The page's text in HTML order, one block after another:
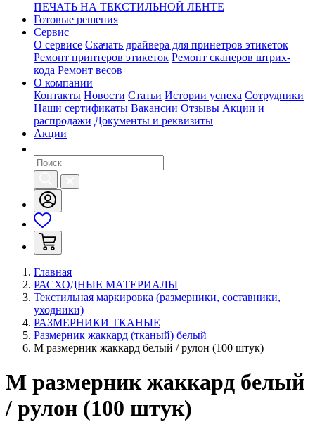
ПЕЧАТЬ НА ТЕКСТИЛЬНОЙ ЛЕНТЕ
Готовые решения
Сервис
О сервисе Скачать драйвера для принетров этикеток
Ремонт принтеров этикеток Ремонт сканеров штрих-
кода Ремонт весов
О компании
Контакты Новости Статьи Истории успеха Сотрудники
Наши сертификаты Вакансии Отзывы Акции и
распродажи Документы и реквизиты
Акции
Главная
РАСХОДНЫЕ МАТЕРИАЛЫ
Текстильная маркировка (размерники, составники,
уходники)
РАЗМЕРНИКИ ТКАНЫЕ
Размерник жаккард (тканый) белый
M размерник жаккард белый / рулон (100 штук)
M размерник жаккард белый
/ рулон (100 штук)